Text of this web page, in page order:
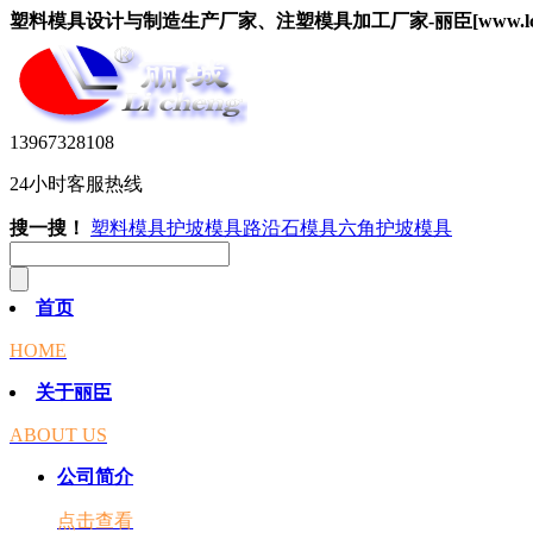
塑料模具设计与制造生产厂家、注塑模具加工厂家-丽臣
13967328108
24小时客服热线
搜一搜！ 塑料模具护坡模具路沿石模具六角护坡模具
首页
HOME
关于丽臣
ABOUT US
公司简介
点击查看